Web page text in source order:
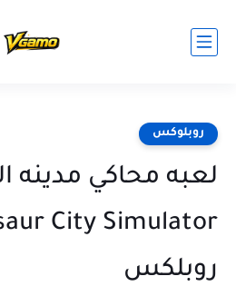
روبلوكس
لعبه محاكي مدينه
روبلكس